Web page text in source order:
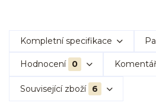
Kompletní specifikace
Hodnocení 0
Související zboží 6